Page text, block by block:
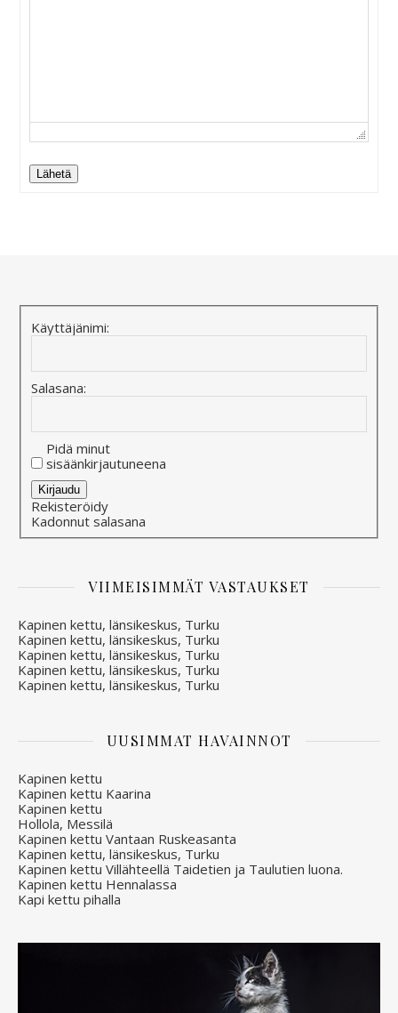
Lähetä
Käyttäjänimi:
Salasana:
Pidä minut
sisäänkirjautuneena
Alternative:
Kirjaudu
Rekisteröidy
Kadonnut salasana
VIIMEISIMMÄT VASTAUKSET
Kapinen kettu, länsikeskus, Turku
Kapinen kettu, länsikeskus, Turku
Kapinen kettu, länsikeskus, Turku
Kapinen kettu, länsikeskus, Turku
Kapinen kettu, länsikeskus, Turku
UUSIMMAT HAVAINNOT
Kapinen kettu
Kapinen kettu Kaarina
Kapinen kettu
Hollola, Messilä
Kapinen kettu Vantaan Ruskeasanta
Kapinen kettu, länsikeskus, Turku
Kapinen kettu Villähteellä Taidetien ja Taulutien luona.
Kapinen kettu Hennalassa
Kapi kettu pihalla